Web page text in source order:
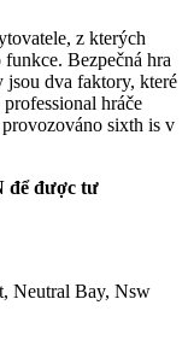
z kterých
Bezpečná hra
jsou dva faktory, které
hráče
sixth is v
để được tư
Neutral Bay, Nsw